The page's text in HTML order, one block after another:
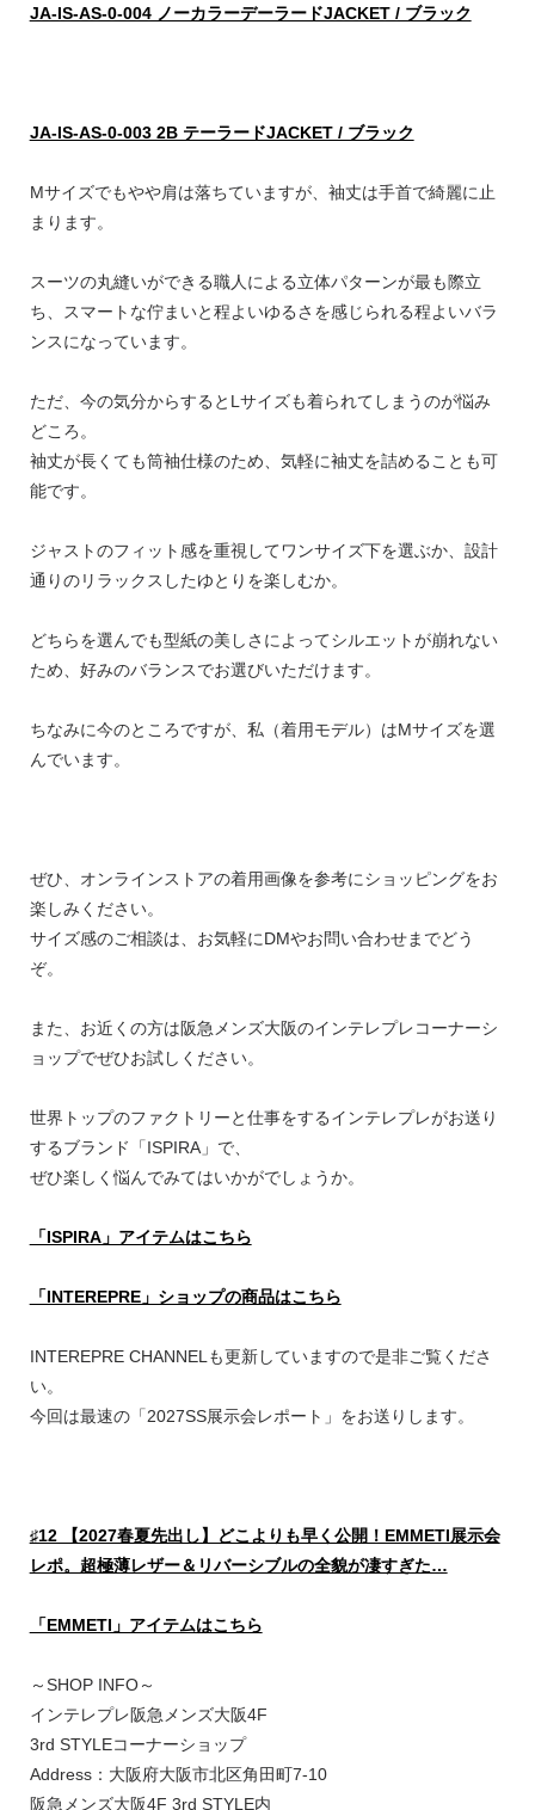
JA-IS-AS-0-004 ノーカラーデーラードJACKET / ブラック
JA-IS-AS-0-003 2B テーラードJACKET / ブラック
Mサイズでもやや肩は落ちていますが、袖丈は手首で綺麗に止
まります。
スーツの丸縫いができる職人による立体パターンが最も際立
ち、スマートな佇まいと程よいゆるさを感じられる程よいバラ
ンスになっています。
ただ、今の気分からするとLサイズも着られてしまうのが悩み
どころ。
袖丈が長くても筒袖仕様のため、気軽に袖丈を詰めることも可
能です。
ジャストのフィット感を重視してワンサイズ下を選ぶか、設計
通りのリラックスしたゆとりを楽しむか。
どちらを選んでも型紙の美しさによってシルエットが崩れない
ため、好みのバランスでお選びいただけます。
ちなみに今のところですが、私（着用モデル）はMサイズを選
んでいます。
ぜひ、オンラインストアの着用画像を参考にショッピングをお
楽しみください。
サイズ感のご相談は、お気軽にDMやお問い合わせまでどう
ぞ。
また、お近くの方は阪急メンズ大阪のインテレプレコーナーシ
ョップでぜひお試しください。
世界トップのファクトリーと仕事をするインテレプレがお送り
するブランド「ISPIRA」で、
ぜひ楽しく悩んでみてはいかがでしょうか。
「ISPIRA」アイテムはこちら
「INTEREPRE」ショップの商品はこちら
INTEREPRE CHANNELも更新していますので是非ご覧くださ
い。
今回は最速の「2027SS展示会レポート」をお送りします。
♯12 【2027春夏先出し】どこよりも早く公開！EMMETI展示会
レポ。超極薄レザー＆リバーシブルの全貌が凄すぎた…
「EMMETI」アイテムはこちら
～SHOP INFO～
インテレプレ阪急メンズ大阪4F
3rd STYLEコーナーショップ
Address：大阪府大阪市北区角田町7-10
阪急メンズ大阪4F 3rd STYLE内